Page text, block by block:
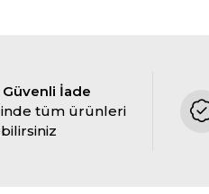
İade
tüm ürünleri